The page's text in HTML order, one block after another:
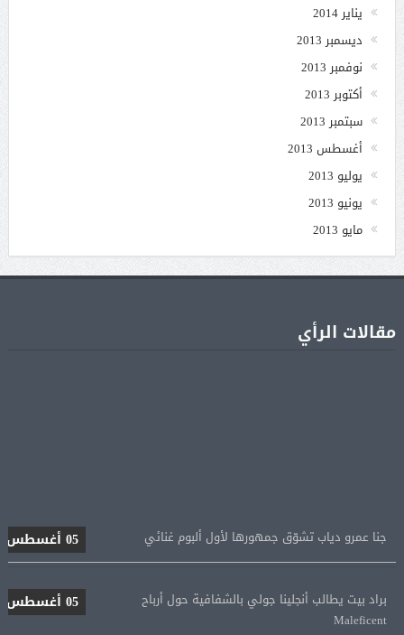
يناير 2014
ديسمبر 2013
نوفمبر 2013
أكتوبر 2013
سبتمبر 2013
أغسطس 2013
يوليو 2013
يونيو 2013
مايو 2013
مقالات الرأي
Maleficent